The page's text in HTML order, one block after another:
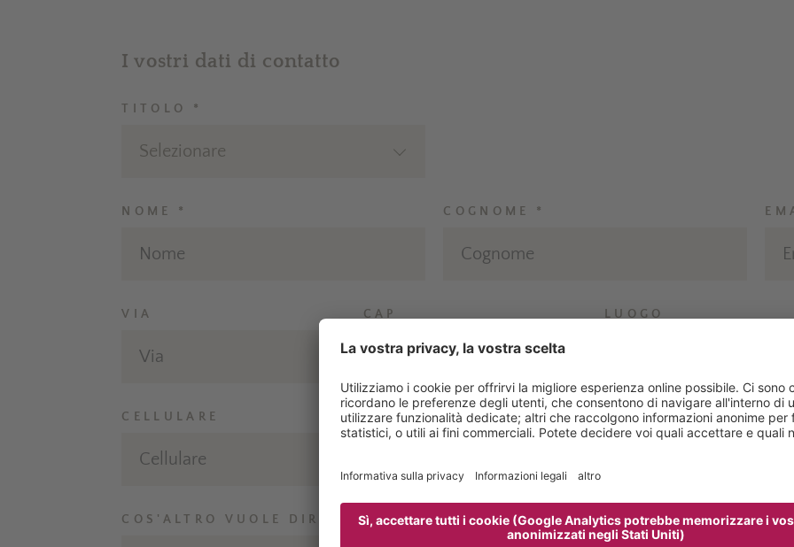
I vostri dati di contatto
TITOLO *
Selezionare
NOME * COGNOME *
VIA CAP LUOGO
CELLULARE
COS'ALTRO VUOLE DIRCI